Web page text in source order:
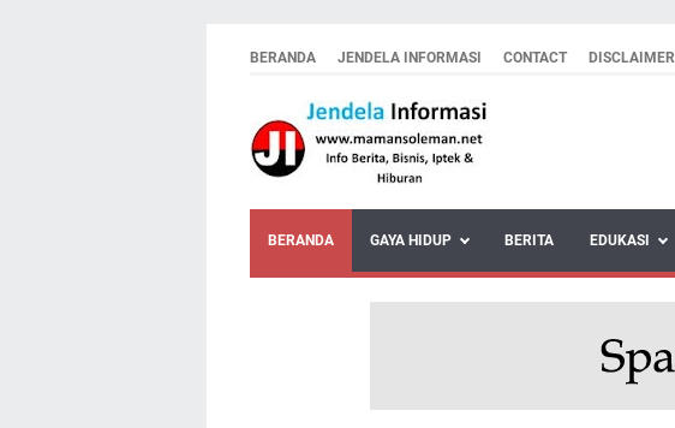
BERANDA JENDELA INFORMASI CONTACT DISCLAIMER
BERANDA GAYA HIDUP BERITA EDUKASI